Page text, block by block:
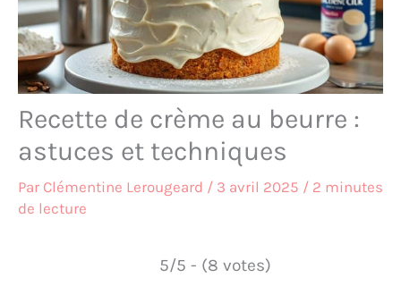
Recette de crème au beurre :
astuces et techniques
Par Clémentine Lerougeard / 3 avril 2025 / 2 minutes
de lecture
5/5 - (8 votes)